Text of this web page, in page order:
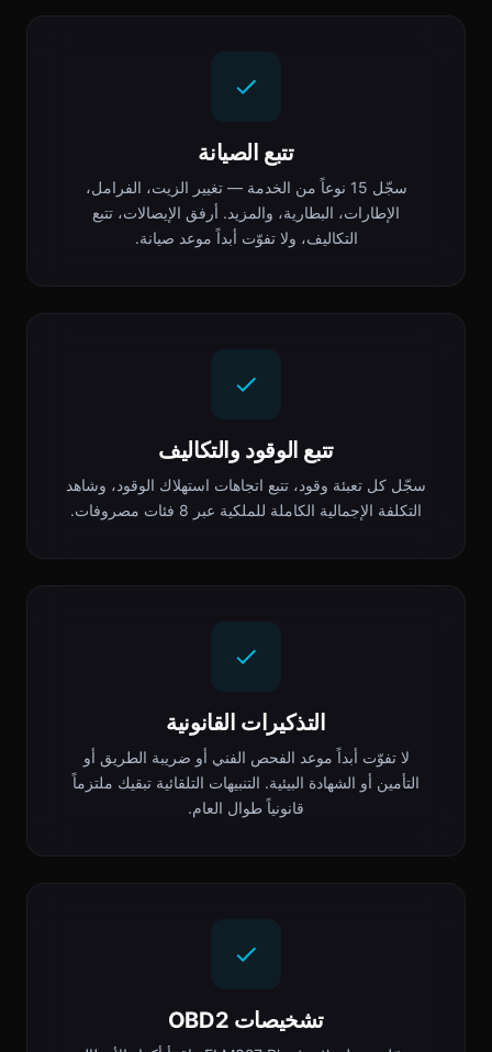
تتبع الصيانة
سجّل 15 نوعاً من الخدمة — تغيير الزيت، الفرامل،
الإطارات، البطارية، والمزيد. أرفق الإيصالات، تتبع
التكاليف، ولا تفوّت أبداً موعد صيانة.
تتبع الوقود والتكاليف
سجّل كل تعبئة وقود، تتبع اتجاهات استهلاك الوقود، وشاهد
التكلفة الإجمالية الكاملة للملكية عبر 8 فئات مصروفات.
التذكيرات القانونية
لا تفوّت أبداً موعد الفحص الفني أو ضريبة الطريق أو
التأمين أو الشهادة البيئية. التنبيهات التلقائية تبقيك ملتزماً
قانونياً طوال العام.
تشخيصات OBD2